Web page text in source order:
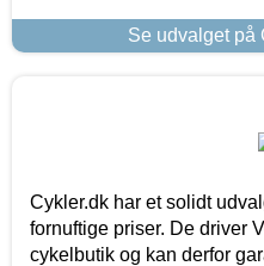
Se udvalget på
Cykler.dk har et solidt
fornuftige priser. De driver
cykelbutik og kan derfor